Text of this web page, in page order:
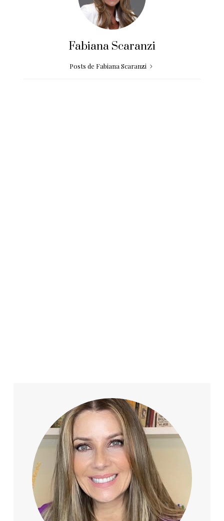
Fabiana Scaranzi
Posts de Fabiana Scaranzi